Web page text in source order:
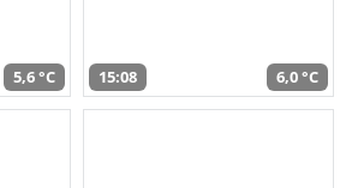
5,6 °C 15:08 6,0 °C